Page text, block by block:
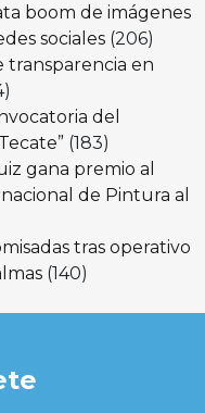
boom de imágenes
sociales (206)
transparencia en
del
(183)
gana premio al
de Pintura al
tras operativo
(140)